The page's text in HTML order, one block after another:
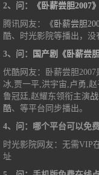
2、问：
《卧薪尝胆2007》
腾讯网友：
《卧薪尝胆
酷、时光影院等播出，没
3、问：
国产剧《卧薪尝胆
优酷网友：卧薪尝胆
冰,贾一平,洪宇宙,卢勇,
鲁冠廷,赵耀东领衔主演
酷、等平台同步播出。
4、问：哪个平台可以免
时光影院网友：无需VIP
址